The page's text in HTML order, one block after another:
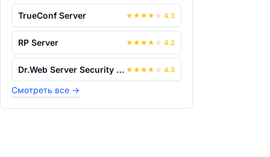
TrueConf Server ★ ★ ★ ★ ☆ 4.3
RP Server ★ ★ ★ ★ ☆ 4.2
Dr.Web Server Security Suite ★ ★ ★ ★ ☆ 4.3
Смотреть все →